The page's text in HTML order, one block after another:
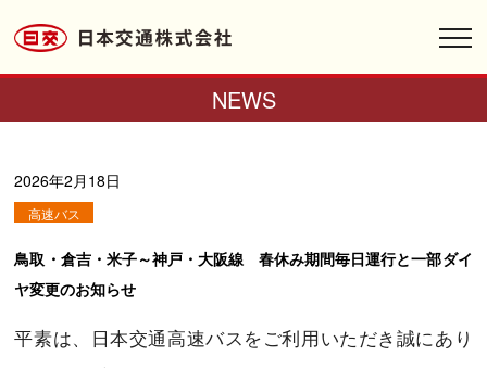
NEWS
2026年2月18日
高速バス
鳥取・倉吉・米子～神戸・大阪線 春休み期間毎日運行と一部ダイ
ヤ変更のお知らせ
平素は、日本交通高速バスをご利用いただき誠にあり